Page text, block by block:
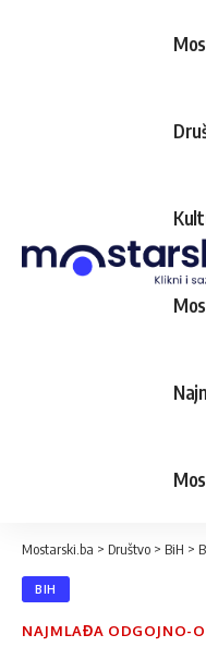
Mostarski.ba > Društvo > BiH >
BIH
NAJMLAĐA ODGOJNO-